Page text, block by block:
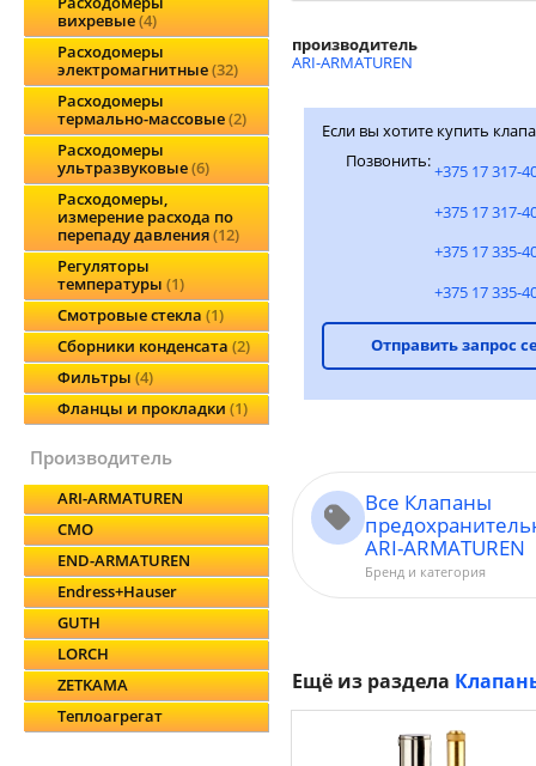
вихревые 4
Расходомеры
электромагнитные 32
Расходомеры
термально-массовые 2
Расходомеры
ультразвуковые 6
Расходомеры,
измерение расхода по
перепаду давления 12
Регуляторы
температуры 1
Смотровые стекла 1
Сборники конденсата 2
Фильтры 4
Фланцы и прокладки 1
производитель
ARI-ARMATUREN
CMO
END-ARMATUREN
Endress+Hauser
GUTH
LORCH
ZETKAMA
Теплоагрегат
производитель
ARI-ARMATUREN
Если вы хотите купить
Позвонить:
+375 17 317-
+375 17 317-
+375 17 335-
+375 17 335-
Отправить запрос
Все Клапаны
ARI-ARMATUREN
Бренд и категория
Ещё из раздела